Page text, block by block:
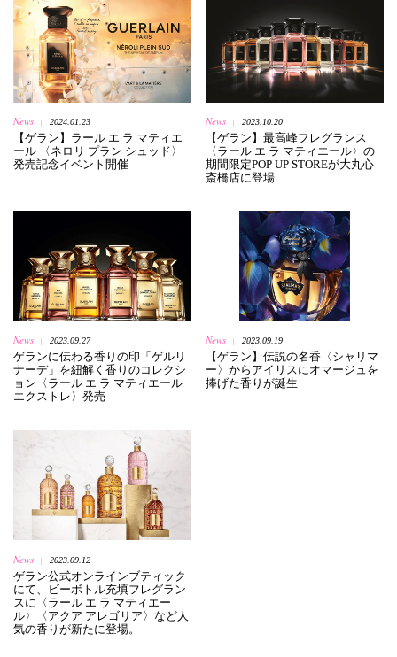
News 2024.01.23
【ゲラン】ラール エ ラ マティエ
ール 〈ネロリ プラン シュッド〉
発売記念イベント開催
News 2023.10.20
【ゲラン】最高峰フレグランス
〈ラール エ ラ マティエール〉の
期間限定POP UP STOREが大丸心
斎橋店に登場
News 2023.09.27
ゲランに伝わる香りの印「ゲルリ
ナーデ」を紐解く香りのコレクシ
ョン〈ラール エ ラ マティエール
エクストレ〉発売
News 2023.09.19
【ゲラン】伝説の名香〈シャリマ
ー〉からアイリスにオマージュを
捧げた香りが誕生
News 2023.09.12
ゲラン公式オンラインブティック
にて、ビーボトル充填フレグラン
スに〈ラール エ ラ マティエー
ル〉〈アクア アレゴリア〉など人
気の香りが新たに登場。